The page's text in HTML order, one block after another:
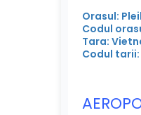
Orasul:
Codul
Tara:
Codul tarii: